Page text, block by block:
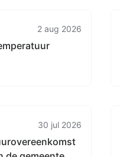
2 aug 2026
30 jul 2026